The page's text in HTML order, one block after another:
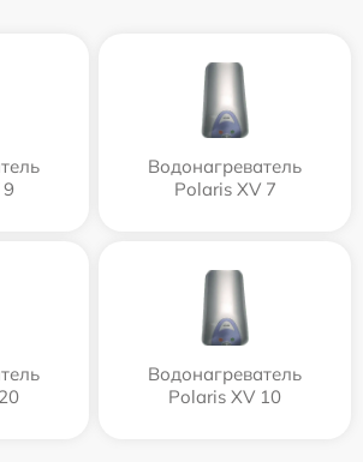
Водонагреватель
Polaris XV 7
Водонагреватель
Polaris XV 10